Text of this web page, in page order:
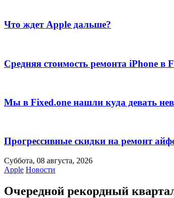
Что ждет Apple дальше?
Средняя стоимость ремонта iPhone в
Мы в Fixed.one нашли куда девать
Прогрессивные скидки на ремонт
Суббота, 08 августа, 2026
Apple Новости
Очередной рекордный